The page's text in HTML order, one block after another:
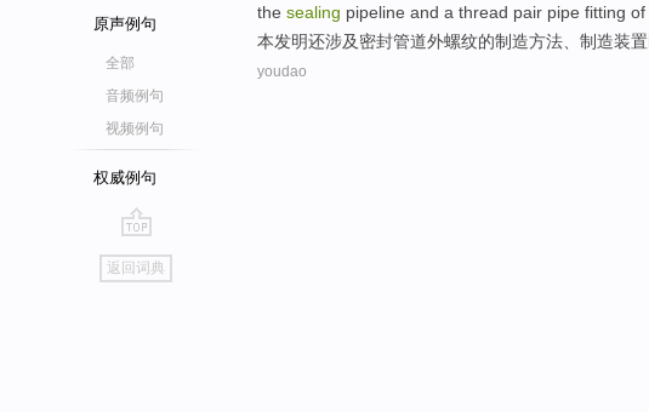
原声例句
全部
音频例句
视频例句
权威例句
go
top
返回词典
the sealing pipeline and a thread pair pipe fitting of
本发明还涉及密封管道外螺纹的制造方法 、制造装置
youdao